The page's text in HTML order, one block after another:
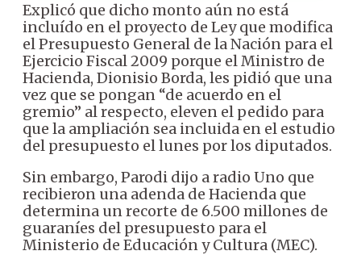
Explicó que dicho monto aún no está
incluído en el proyecto de Ley que modifica
el Presupuesto General de la Nación para el
Ejercicio Fiscal 2009 porque el Ministro de
Hacienda, Dionisio Borda, les pidió que una
vez que se pongan “de acuerdo en el
gremio” al respecto, eleven el pedido para
que la ampliación sea incluida en el estudio
del presupuesto el lunes por los diputados.
Sin embargo, Parodi dijo a radio Uno que
recibieron una adenda de Hacienda que
determina un recorte de 6.500 millones de
guaraníes del presupuesto para el
Ministerio de Educación y Cultura (MEC).